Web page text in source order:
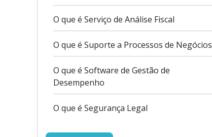
O que é Serviço de Análise Fiscal
O que é Suporte a Processos de Negócios
O que é Software de Gestão de
Desempenho
O que é Segurança Legal